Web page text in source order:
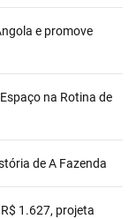
e promove
na Rotina de
de A Fazenda
1.627, projeta